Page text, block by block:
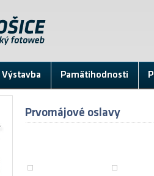
Výstavba Pamätihodnosti
Prvomájové oslavy